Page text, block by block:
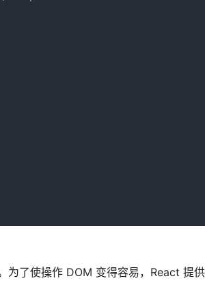
为了使操作 DOM 变得容易，React 提